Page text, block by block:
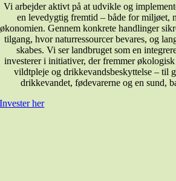
Vi arbejder aktivt på at udvikle og
en levedygtig fremtid – både for miljøet,
økonomien. Gennem konkrete handlinger
tilgang, hvor naturressourcer bevares, og
skabes. Vi ser landbruget som en
investerer i initiativer, der fremmer
vildtpleje og drikkevandsbeskyttelse – til
drikkevandet, fødevarerne og en sund,
Invester her